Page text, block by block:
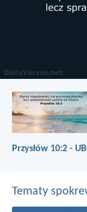
Przysłów 10:2 -
Tematy